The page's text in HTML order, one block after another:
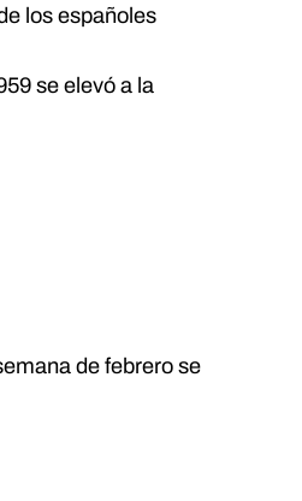
los españoles
se elevó a la
de febrero se